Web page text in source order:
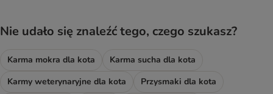
Nie udało się znaleźć tego, czego szukasz?
Karma mokra dla kota
Karma sucha dla kota
Karmy weterynaryjne dla kota
Przysmaki dla kota